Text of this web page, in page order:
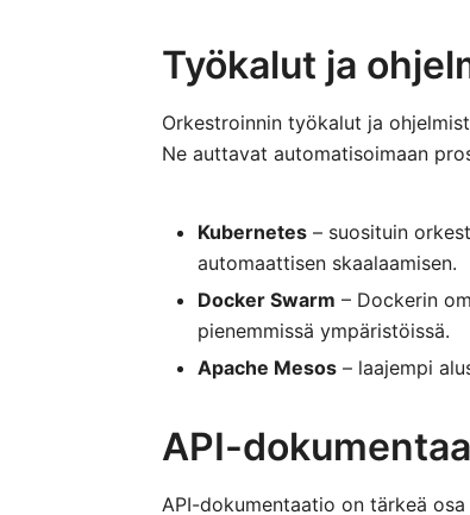
Työkalut ja
Orkestroinnin työkalut ja
Ne auttavat automatisoimaan
Kubernetes – suosituin
automaattisen skaalaamisen.
Docker Swarm – Dockerin
pienemmissä ympäristöissä.
Apache Mesos – laajempi
API-
API-dokumentaatio on tärkeä